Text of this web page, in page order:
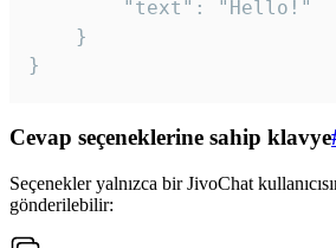
}
Cevap seçeneklerine sahip klavye
Seçenekler yalnızca bir JivoChat
gönderilebilir: